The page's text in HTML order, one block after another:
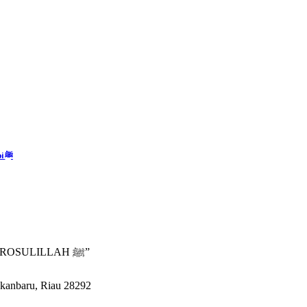
Kitab Akidah Ahlul Sunnah Wal Jamaah Terhadap Sahabat & Ahlil Bait Nabi ﷺ
“SYI’ARKAN KITABULLOH, MASYARAKATKAN SUNNAH ROSULILLAH ﷺ”
Riau 28292